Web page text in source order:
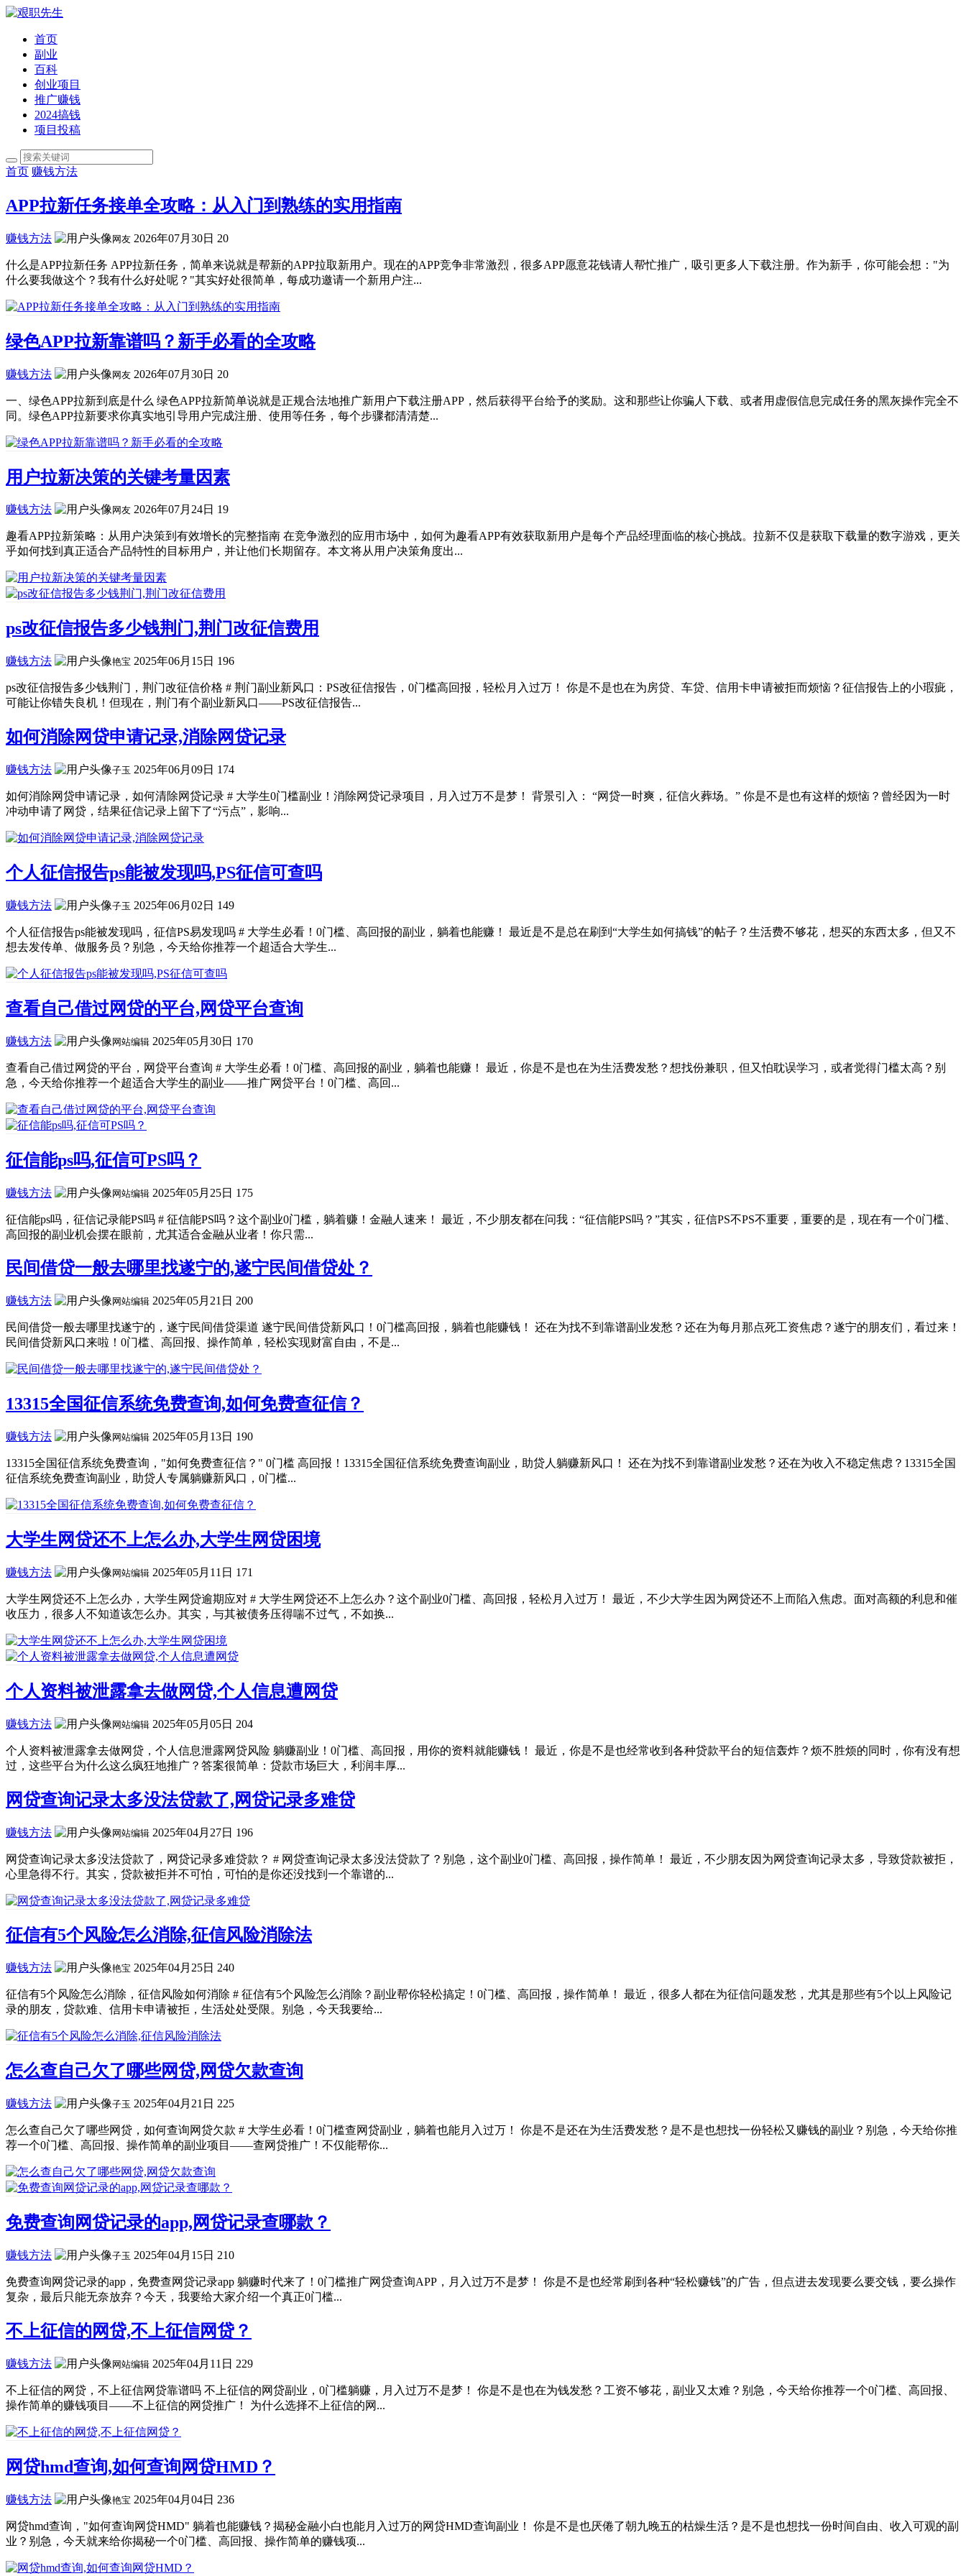
首页
副业
百科
创业项目
推广赚钱
2024搞钱
项目投稿
首页 赚钱方法
APP拉新任务接单全攻略：从入门到熟练的实用指南
赚钱方法 网友 2026年07月30日 20
什么是APP拉新任务 APP拉新任务，简单来说就是帮新的APP拉取新用户。现在的APP竞争非常激烈，很多APP愿意花钱请人帮忙推广，吸引更多人下载注册。作为新手，你可能会想："为
什么要我做这个？我有什么好处呢？"其实好处很简单，每成功邀请一个新用户注...
绿色APP拉新靠谱吗？新手必看的全攻略
赚钱方法 网友 2026年07月30日 20
一、绿色APP拉新到底是什么 绿色APP拉新简单说就是正规合法地推广新用户下载注册APP，然后获得平台给予的奖励。这和那些让你骗人下载、或者用虚假信息完成任务的黑灰操作完全不
同。绿色APP拉新要求你真实地引导用户完成注册、使用等任务，每个步骤都清清楚...
用户拉新决策的关键考量因素
赚钱方法 网友 2026年07月24日 19
趣看APP拉新策略：从用户决策到有效增长的完整指南 在竞争激烈的应用市场中，如何为趣看APP有效获取新用户是每个产品经理面临的核心挑战。拉新不仅是获取下载量的数字游戏，更关
乎如何找到真正适合产品特性的目标用户，并让他们长期留存。本文将从用户决策角度出...
ps改征信报告多少钱荆门,荆门改征信费用
赚钱方法 艳宝 2025年06月15日 196
ps改征信报告多少钱荆门，荆门改征信价格 # 荆门副业新风口：PS改征信报告，0门槛高回报，轻松月入过万！ 你是不是也在为房贷、车贷、信用卡申请被拒而烦恼？征信报告上的小瑕疵，
可能让你错失良机！但现在，荆门有个副业新风口——PS改征信报告...
如何消除网贷申请记录,消除网贷记录
赚钱方法 子玉 2025年06月09日 174
如何消除网贷申请记录，如何清除网贷记录 # 大学生0门槛副业！消除网贷记录项目，月入过万不是梦！ 背景引入： “网贷一时爽，征信火葬场。” 你是不是也有这样的烦恼？曾经因为一时
冲动申请了网贷，结果征信记录上留下了“污点”，影响...
个人征信报告ps能被发现吗,PS征信可查吗
赚钱方法 子玉 2025年06月02日 149
个人征信报告ps能被发现吗，征信PS易发现吗 # 大学生必看！0门槛、高回报的副业，躺着也能赚！ 最近是不是总在刷到“大学生如何搞钱”的帖子？生活费不够花，想买的东西太多，但又不
想去发传单、做服务员？别急，今天给你推荐一个超适合大学生...
查看自己借过网贷的平台,网贷平台查询
赚钱方法 网站编辑 2025年05月30日 170
查看自己借过网贷的平台，网贷平台查询 # 大学生必看！0门槛、高回报的副业，躺着也能赚！ 最近，你是不是也在为生活费发愁？想找份兼职，但又怕耽误学习，或者觉得门槛太高？别
急，今天给你推荐一个超适合大学生的副业——推广网贷平台！0门槛、高回...
征信能ps吗,征信可PS吗？
赚钱方法 网站编辑 2025年05月25日 175
征信能ps吗，征信记录能PS吗 # 征信能PS吗？这个副业0门槛，躺着赚！金融人速来！ 最近，不少朋友都在问我：“征信能PS吗？”其实，征信PS不PS不重要，重要的是，现在有一个0门槛、
高回报的副业机会摆在眼前，尤其适合金融从业者！你只需...
民间借贷一般去哪里找遂宁的,遂宁民间借贷处？
赚钱方法 网站编辑 2025年05月21日 200
民间借贷一般去哪里找遂宁的，遂宁民间借贷渠道 遂宁民间借贷新风口！0门槛高回报，躺着也能赚钱！ 还在为找不到靠谱副业发愁？还在为每月那点死工资焦虑？遂宁的朋友们，看过来！
民间借贷新风口来啦！0门槛、高回报、操作简单，轻松实现财富自由，不是...
13315全国征信系统免费查询,如何免费查征信？
赚钱方法 网站编辑 2025年05月13日 190
13315全国征信系统免费查询，"如何免费查征信？" 0门槛 高回报！13315全国征信系统免费查询副业，助贷人躺赚新风口！ 还在为找不到靠谱副业发愁？还在为收入不稳定焦虑？13315全国
征信系统免费查询副业，助贷人专属躺赚新风口，0门槛...
大学生网贷还不上怎么办,大学生网贷困境
赚钱方法 网站编辑 2025年05月11日 171
大学生网贷还不上怎么办，大学生网贷逾期应对 # 大学生网贷还不上怎么办？这个副业0门槛、高回报，轻松月入过万！ 最近，不少大学生因为网贷还不上而陷入焦虑。面对高额的利息和催
收压力，很多人不知道该怎么办。其实，与其被债务压得喘不过气，不如换...
个人资料被泄露拿去做网贷,个人信息遭网贷
赚钱方法 网站编辑 2025年05月05日 204
个人资料被泄露拿去做网贷，个人信息泄露网贷风险 躺赚副业！0门槛、高回报，用你的资料就能赚钱！ 最近，你是不是也经常收到各种贷款平台的短信轰炸？烦不胜烦的同时，你有没有想
过，这些平台为什么这么疯狂地推广？答案很简单：贷款市场巨大，利润丰厚...
网贷查询记录太多没法贷款了,网贷记录多难贷
赚钱方法 网站编辑 2025年04月27日 196
网贷查询记录太多没法贷款了，网贷记录多难贷款？ # 网贷查询记录太多没法贷款了？别急，这个副业0门槛、高回报，操作简单！ 最近，不少朋友因为网贷查询记录太多，导致贷款被拒，
心里急得不行。其实，贷款被拒并不可怕，可怕的是你还没找到一个靠谱的...
征信有5个风险怎么消除,征信风险消除法
赚钱方法 艳宝 2025年04月25日 240
征信有5个风险怎么消除，征信风险如何消除 # 征信有5个风险怎么消除？副业帮你轻松搞定！0门槛、高回报，操作简单！ 最近，很多人都在为征信问题发愁，尤其是那些有5个以上风险记
录的朋友，贷款难、信用卡申请被拒，生活处处受限。别急，今天我要给...
怎么查自己欠了哪些网贷,网贷欠款查询
赚钱方法 子玉 2025年04月21日 225
怎么查自己欠了哪些网贷，如何查询网贷欠款 # 大学生必看！0门槛查网贷副业，躺着也能月入过万！ 你是不是还在为生活费发愁？是不是也想找一份轻松又赚钱的副业？别急，今天给你推
荐一个0门槛、高回报、操作简单的副业项目——查网贷推广！不仅能帮你...
免费查询网贷记录的app,网贷记录查哪款？
赚钱方法 子玉 2025年04月15日 210
免费查询网贷记录的app，免费查网贷记录app 躺赚时代来了！0门槛推广网贷查询APP，月入过万不是梦！ 你是不是也经常刷到各种“轻松赚钱”的广告，但点进去发现要么要交钱，要么操作
复杂，最后只能无奈放弃？今天，我要给大家介绍一个真正0门槛...
不上征信的网贷,不上征信网贷？
赚钱方法 网站编辑 2025年04月11日 229
不上征信的网贷，不上征信网贷靠谱吗 不上征信的网贷副业，0门槛躺赚，月入过万不是梦！ 你是不是也在为钱发愁？工资不够花，副业又太难？别急，今天给你推荐一个0门槛、高回报、
操作简单的赚钱项目——不上征信的网贷推广！ 为什么选择不上征信的网...
网贷hmd查询,如何查询网贷HMD？
赚钱方法 艳宝 2025年04月04日 236
网贷hmd查询，"如何查询网贷HMD" 躺着也能赚钱？揭秘金融小白也能月入过万的网贷HMD查询副业！ 你是不是也厌倦了朝九晚五的枯燥生活？是不是也想找一份时间自由、收入可观的副
业？别急，今天就来给你揭秘一个0门槛、高回报、操作简单的赚钱项...